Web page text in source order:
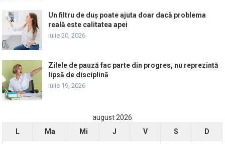
Un filtru de duș poate ajuta doar dacă problema
reală este calitatea apei
iulie 20, 2026
Zilele de pauză fac parte din progres, nu reprezintă
lipsă de disciplină
iulie 19, 2026
august 2026
L
Ma Mi J V S D